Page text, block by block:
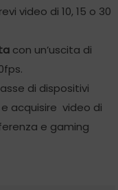
video di 10, 15 o 30
con un’uscita di
di dispositivi
acquisire video di
e gaming